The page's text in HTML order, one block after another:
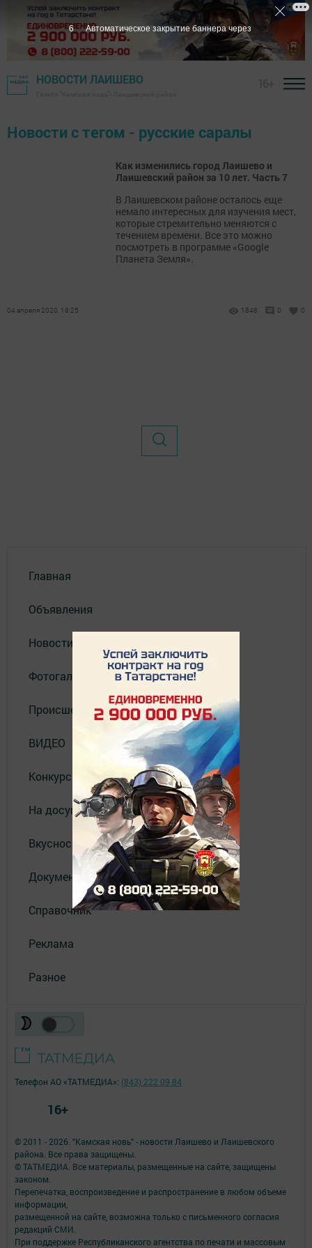
НОВОСТИ ЛАИШЕВО
Новости с тегом - русские саралы
Как изменились город Лаишево и
Лаишевский район за 10 лет. Часть 7
В Лаишевском районе осталось еще
немало интересных для изучения мест,
которые стремительно меняются с
течением времени. Все это можно
посмотреть в программе «Google
Планета Земля».
04 апреля 2020, 18:25 1848 0 0
Главная
Объявления
Новости
Фотогалерея
Происшествия
ВИДЕО
Конкурсы
На досуге
Вкусности
Документы
Справочник
Реклама
Разное
© 2011 - 2026. "Камская новь" - новости Лаишево и Лаишевского
района. Все права защищены.
© ТАТМЕДИА. Все материалы, размещенные на сайте, защищены
законом.
Перепечатка, воспроизведение и распространение в любом объеме
информации,
размещенной на сайте, возможна только с письменного согласия
редакций СМИ.
При поддержке Республиканского агентства по печати и массовым
Телефон АО «ТАТМЕДИА»: (843) 222 09 84
16+
6 Автоматическое закрытие баннера через